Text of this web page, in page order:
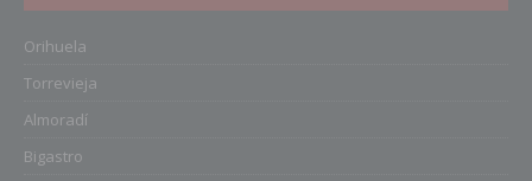
Orihuela
Torrevieja
Almoradí
Bigastro